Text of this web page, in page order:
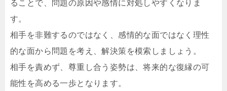
ることで、問題の原因や感情に対処しやすくなりま
す。
相手を非難するのではなく、感情的な面ではなく理性
的な面から問題を考え、解決策を模索しましょう。
相手を責めず、尊重し合う姿勢は、将来的な復縁の可
能性を高める一歩となります。